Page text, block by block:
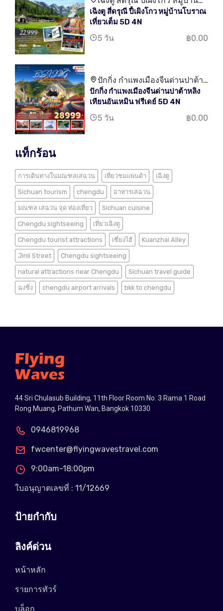
โบราณ เที่ยวเต็ม
เฉิงตู สี่ดรุณี ปี้เผิงโกว หมู่บ้านโบราณ
เที่ยวเต็ม 5D 4N
5 วัน ฿0.00
ปักกิ่ง กำแพงเมืองจีนด่านปาต้า
หลิง เทียนอันเหมิน
ปักกิ่ง กำแพงเมืองจีนด่านปาต้าหลิง
เทียนอันเหมิน ฟรีเดย์ 5D 4N
5 วัน ฿0.00
แท็กร้อน
การเดินทางในมณฑลเสฉวน เที่ยวชมแพนด้า เฉิงตู
Sichuan tourism chengdu อาหารเสฉวน
มณฑล เสฉวน จุด ท่องเที่ยว Sichuan cuisine
Chengdu sightseeing เที่ยวเฉิงตู
Chengdu tourist attractions เซี่ยงไฮ้ Kuanzhai Alley
Jinli Street Chengdu sightseeing
natural attractions near Chengdu Sichuan travel guide
ฉงชิ่ง chengdu airport arrivals bkk to chengdu
44 Sri Chulasub Building, 11th Floor Room No. 3 Rama 1 Road
Rong Muang, Pathum Wan, Bangkok 10330
0946819968
fwcenter@flyingwavestravel.com
9:00am-18:00pm
ใบอนุญาตเลขที่ : 11/12669
ป้ายกำกับ
ลิงค์ด่วน
หน้าหลัก
รายการทัวร์
บล็อก